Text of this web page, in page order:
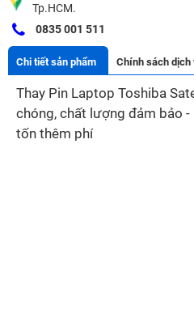
Tp.HCM.
0835 001 511
Chi tiết sản phẩm Chính sách dịch
Thay Pin Laptop Toshiba
chóng, chất lượng đảm bảo
tốn thêm phí